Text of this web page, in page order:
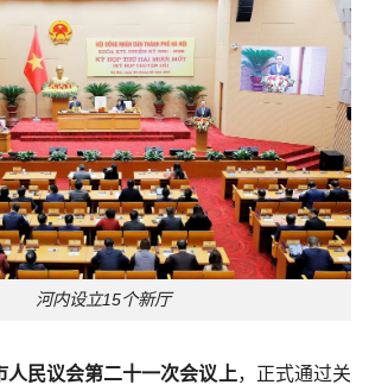
河内设立15个新厅
人民议会第二十一次会议上，正式通过关